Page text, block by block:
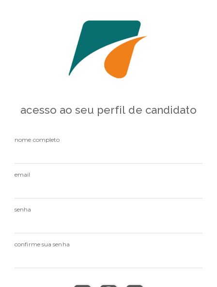
acesso ao seu perfil de candidato
nome completo
email
senha
confirme sua senha